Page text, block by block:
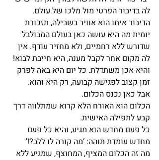
לה בדיבור הפרטי מול מלכו של עולם.
הדיבור איתו הוא אוויר בשבילה, תזכורת
יומית מה היא עושה כאן בעולם המבולבל
שדורש ללא רחמיים, ולא מחזיר עודף. אין
לה מקום אחר לקבל מענה, היא חייבת לבוא!
והיא אכן משתדלת. כל יום היא באה לפרק
זמן קצוב לפגישה קבועה, רק היא והוא.
אבל כאן נכנס הכלום.
הכלום הוא האורח הלא קרוא שמתלווה דרך
קבע לתפילה האישית.
כל פעם מחדש הוא מגיע, והיא כל פעם
מחדש עומדת תוהה: ‘מה קורה לו ללב?!’
מה זה הכלום המציף, המחוצף, שמגיע ללא